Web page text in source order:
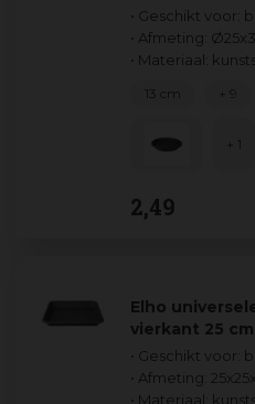
• Geschikt voor:
• Afmeting:
• Materiaal:
2,49
13 cm + 9
+ 1
Elho
vierkant 25
• Geschikt voor:
• Afmeting:
• Materiaal: